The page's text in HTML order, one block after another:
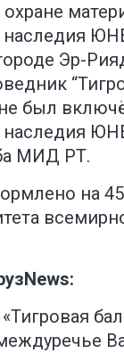
наследия
Эр-
был
наследия
МИД РТ.
на